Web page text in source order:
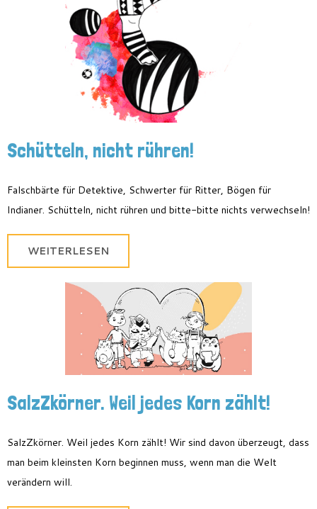
Schütteln, nicht rühren!
Falschbärte für Detektive, Schwerter für Ritter, Bögen für
Indianer. Schütteln, nicht rühren und bitte-bitte nichts verwechseln!
WEITERLESEN
SalzZkörner. Weil jedes Korn zählt!
SalzZkörner. Weil jedes Korn zählt! Wir sind davon überzeugt, dass
man beim kleinsten Korn beginnen muss, wenn man die Welt
verändern will.